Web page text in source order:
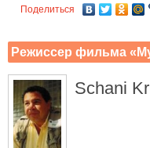
Поделиться
Режиссер фильма
Schani